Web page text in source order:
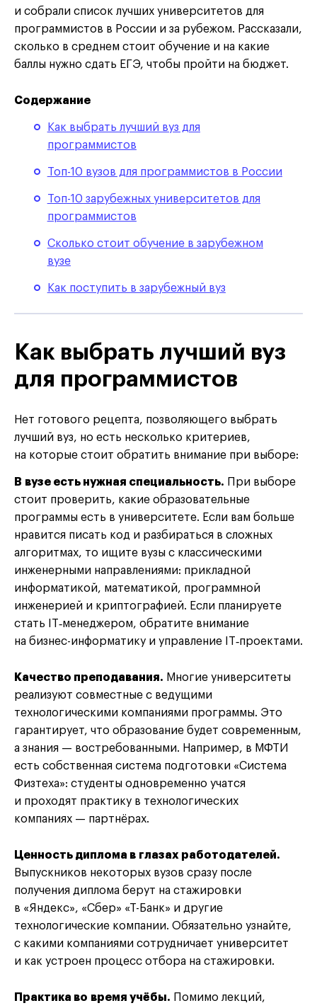
и собрали список лучших университетов для
программистов в России и за рубежом. Рассказали,
сколько в среднем стоит обучение и на какие
баллы нужно сдать ЕГЭ, чтобы пройти на бюджет.
Содержание
Как выбрать лучший вуз для
программистов
Топ-10 вузов для программистов в России
Топ-10 зарубежных университетов для
программистов
Сколько стоит обучение в зарубежном
вузе
Как поступить в зарубежный вуз
Как выбрать лучший вуз
для программистов
Нет готового рецепта, позволяющего выбрать
лучший вуз, но есть несколько критериев,
на которые стоит обратить внимание при выборе:
В вузе есть нужная специальность. При выборе
стоит проверить, какие образовательные
программы есть в университете. Если вам больше
нравится писать код и разбираться в сложных
алгоритмах, то ищите вузы с классическими
инженерными направлениями: прикладной
информатикой, математикой, программной
инженерией и криптографией. Если планируете
стать IT‑менеджером, обратите внимание
на бизнес-информатику и управление IT‑проектами.
Качество преподавания. Многие университеты
реализуют совместные с ведущими
технологическими компаниями программы. Это
гарантирует, что образование будет современным,
а знания — востребованными. Например, в МФТИ
есть собственная система подготовки «Система
Физтеха»: студенты одновременно учатся
и проходят практику в технологических
компаниях — партнёрах.
Ценность диплома в глазах работодателей.
Выпускников некоторых вузов сразу после
получения диплома берут на стажировки
в «Яндекс», «Сбер» «Т-Банк» и другие
технологические компании. Обязательно узнайте,
с какими компаниями сотрудничает университет
и как устроен процесс отбора на стажировки.
Практика во время учёбы. Помимо лекций,